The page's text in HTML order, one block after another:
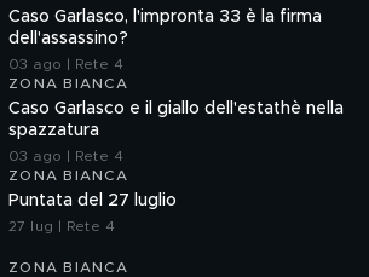
Caso Garlasco, l'impronta 33 è la firma
dell'assassino?
03 ago | Rete 4
ZONA BIANCA
Caso Garlasco e il giallo dell'estathè nella
spazzatura
03 ago | Rete 4
ZONA BIANCA
Puntata del 27 luglio
27 lug | Rete 4
ZONA BIANCA